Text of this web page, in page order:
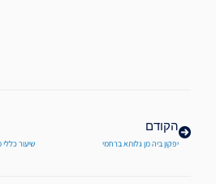
הקודם
יפקון ביה מן גלותא ברחמי